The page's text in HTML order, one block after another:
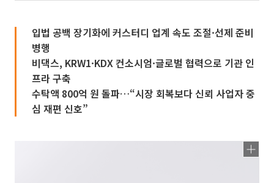
입법 공백 장기화에 커스터디 업계 속도 조절·선제 준비
병행
비댁스, KRW1·KDX 컨소시엄·글로벌 협력으로 기관 인
프라 구축
수탁액 800억 원 돌파…“시장 회복보다 신뢰 사업자 중
심 재편 신호”